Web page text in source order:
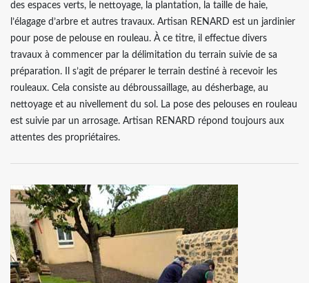
des espaces verts, le nettoyage, la plantation, la taille de haie,
l’élagage d’arbre et autres travaux. Artisan RENARD est un jardinier
pour pose de pelouse en rouleau. À ce titre, il effectue divers
travaux à commencer par la délimitation du terrain suivie de sa
préparation. Il s’agit de préparer le terrain destiné à recevoir les
rouleaux. Cela consiste au débroussaillage, au désherbage, au
nettoyage et au nivellement du sol. La pose des pelouses en rouleau
est suivie par un arrosage. Artisan RENARD répond toujours aux
attentes des propriétaires.